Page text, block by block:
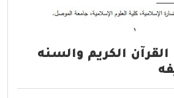
الكريم والسنه